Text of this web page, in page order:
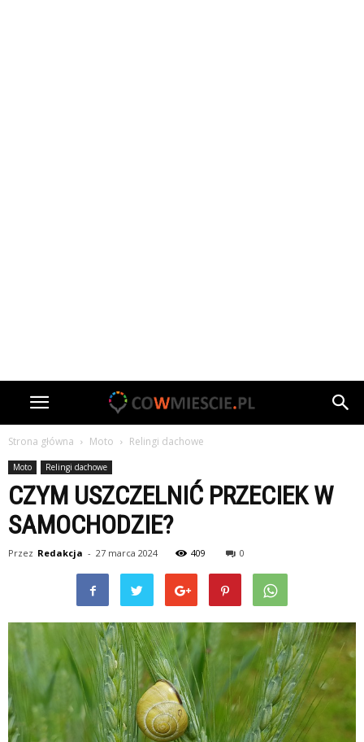
Strona główna Moto Relingi dachowe
Moto Relingi dachowe
CZYM USZCZELNIĆ PRZECIEK W
SAMOCHODZIE?
Przez Redakcja - 27 marca 2024 409 0